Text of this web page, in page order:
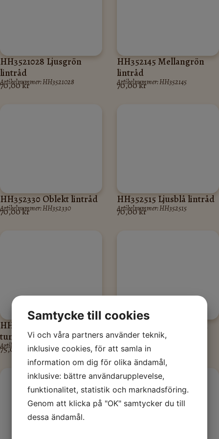
HH3521028 Ljusgrön
lintråd
Artikelnummer: HH3521028
70,00kr
HH352145 Mellangrön
lintråd
Artikelnummer: HH352145
70,00kr
HH352330 Oblekt lintråd
Artikelnummer: HH352330
70,00kr
HH352515 Ljusblå lintråd
Artikelnummer: HH352515
70,00kr
HH602100 Halvblekt (vit)
tunn lintråd
Artikelnummer: HH602100
75,00 kr
lintråd
Artikelnummer: HH602330
75,00kr
Samtycke till cookies
Vi och våra partners använder teknik,
inklusive cookies, för att samla in
information om dig för olika ändamål,
inklusive: bättre användarupplevelse,
funktionalitet, statistik och marknadsföring.
Genom att klicka på "OK" samtycker du till
dessa ändamål.